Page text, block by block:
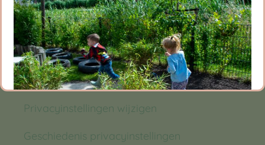
Personeel
Ouderportaal
Privacy instellingen
Privacyinstellingen wijzigen
Geschiedenis privacyinstellingen